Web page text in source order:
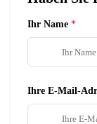
Ihr Name
Ihre E-Mail-